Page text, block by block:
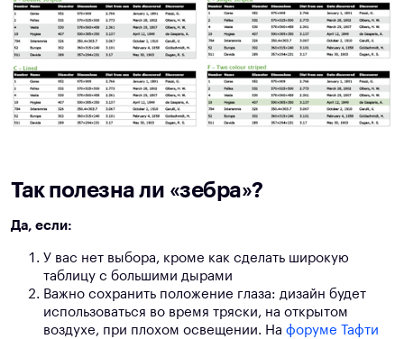
Так полезна ли «зебра»?
Да, если:
У вас нет выбора, кроме как сделать широкую
таблицу с большими дырами
Важно сохранить положение глаза: дизайн будет
использоваться во время тряски, на открытом
воздухе, при плохом освещении. На форуме Тафти